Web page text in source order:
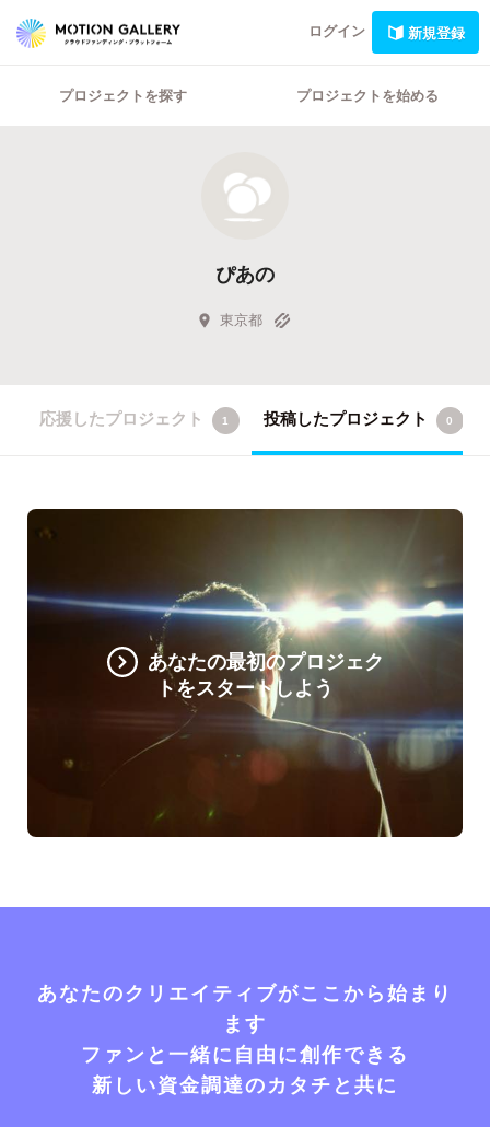
ログイン 新規登録
プロジェクトを探す プロジェクトを始める
ぴあの
東京都
応援したプロジェクト 1 投稿したプロジェクト 0
あなたの最初のプロジェク
トをスタートしよう
あなたのクリエイティブがここから始まり
ます
ファンと一緒に自由に創作できる
新しい資金調達のカタチと共に